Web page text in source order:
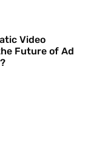
Video
Future of Ad